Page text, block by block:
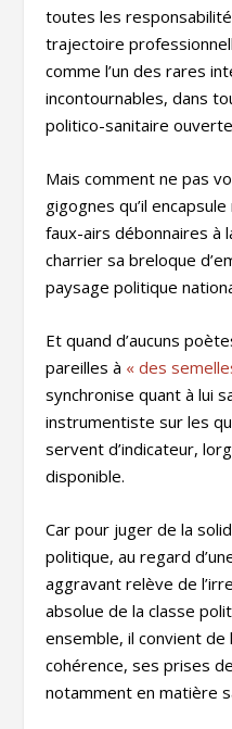
toutes les
trajectoire
comme l’un des rares
incontournables, dans
politico-sanitaire
Mais comment ne pas
gigognes qu’il
faux-airs débonnaires à
charrier sa breloque
paysage politique
Et quand d’aucuns
pareilles à « des
synchronise quant à lui
instrumentiste sur les
servent d’indicateur,
disponible.
Car pour juger de la
politique, au regard
aggravant relève de
absolue de la classe
ensemble, il convient de
cohérence, ses prises
notamment en matière